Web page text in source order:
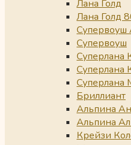
Лана Голд
Лана Голд
Супервоуш
Супервоуш
Суперлана
Суперлана
Суперлана
Бриллиант
Альпина
Альпина
Крейзи